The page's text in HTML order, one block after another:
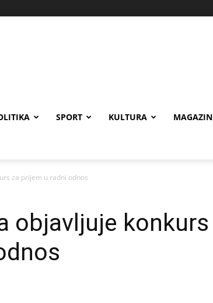
SPORT KULTURA MAGAZIN
za prijem u radni odnos
objavljuje konkurs